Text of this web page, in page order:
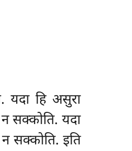
यदा हि असुरा
न सक्कोति. यदा
सक्कोति. इति